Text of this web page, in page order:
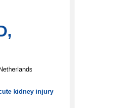
kidney injury